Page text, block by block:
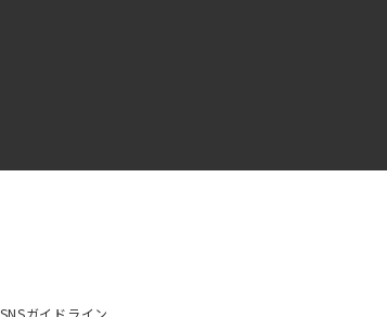
SNSガイドライン